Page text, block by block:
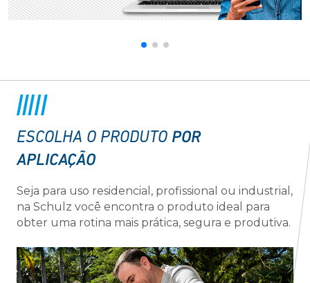
ESCOLHA O PRODUTO POR
APLICAÇÃO
Seja para uso residencial, profissional ou industrial,
na Schulz você encontra o produto ideal para
obter uma rotina mais prática, segura e produtiva.